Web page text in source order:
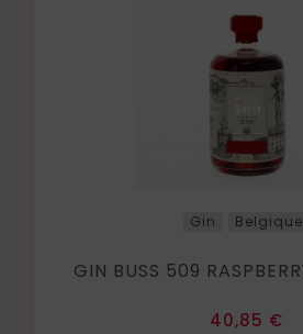
Gin Belgique
Prix
40,85 €